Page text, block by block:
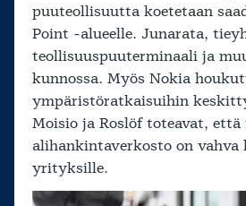
puuteollisuutta koetetaan
Point -alueelle. Junarata,
teollisuuspuuterminaali ja
kunnossa. Myös Nokia
ympäristöratkaisuihin
Moisio ja Roslöf toteavat,
alihankintaverkosto on
yrityksille.